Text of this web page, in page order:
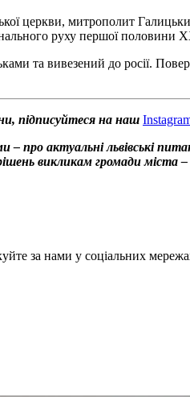
церкви, митрополит
руху першої
та вивезений до росії.
підписуйтеся на наш
про актуальні львівські
викликам громади міста
за нами у соціальних